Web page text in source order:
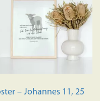
– Johannes 11, 25